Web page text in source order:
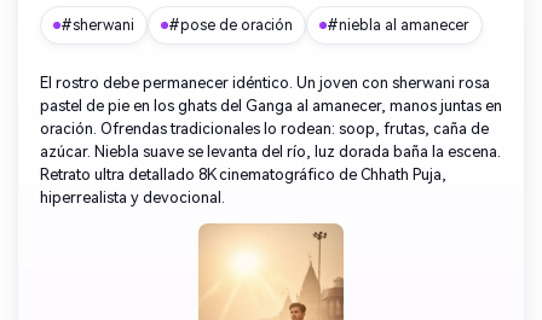
#sherwani #pose de oración #niebla al amanecer
El rostro debe permanecer idéntico. Un joven con sherwani rosa
pastel de pie en los ghats del Ganga al amanecer, manos juntas en
oración. Ofrendas tradicionales lo rodean: soop, frutas, caña de
azúcar. Niebla suave se levanta del río, luz dorada baña la escena.
Retrato ultra detallado 8K cinematográfico de Chhath Puja,
hiperrealista y devocional.